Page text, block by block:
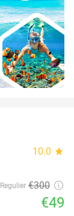
10.0 star
Regulier €300
€49